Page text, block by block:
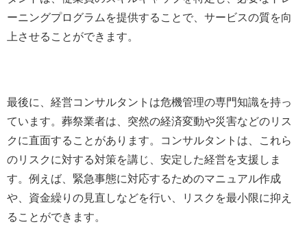
ーニングプログラムを提供することで、サービスの質を向
上させることができます。
最後に、経営コンサルタントは危機管理の専門知識を持っ
ています。葬祭業者は、突然の経済変動や災害などのリス
クに直面することがあります。コンサルタントは、これら
のリスクに対する対策を講じ、安定した経営を支援しま
す。例えば、緊急事態に対応するためのマニュアル作成
や、資金繰りの見直しなどを行い、リスクを最小限に抑え
ることができます。